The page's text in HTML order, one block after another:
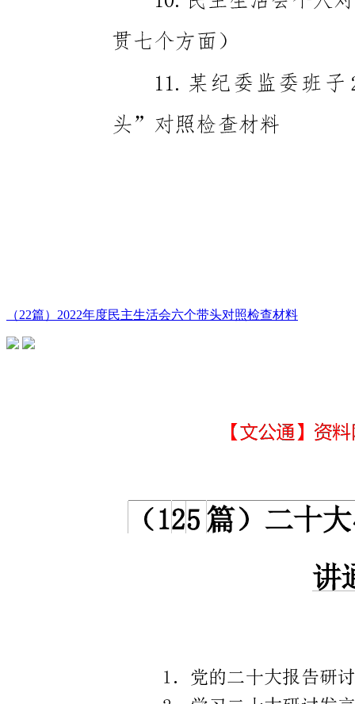
（22篇）2022年度民主生活会六个带头对照检查材料